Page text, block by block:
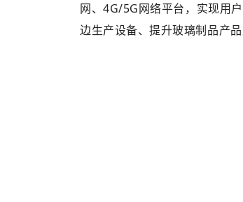
网、4G/5G网络平台，实现用
边生产设备、提升玻璃制品产